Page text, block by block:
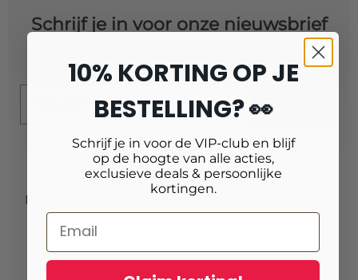
Schrijf je in voor onze nieuwsbrief
10% extra korting!
Schrijf je in
Producten
Fotoafdrukken
Fotovergrotingen
10% KORTING OP JE
BESTELLING? 👀
Schrijf je in voor de VIP-club en blijf
op de hoogte van alle acties,
exclusieve deals & persoonlijke
kortingen.